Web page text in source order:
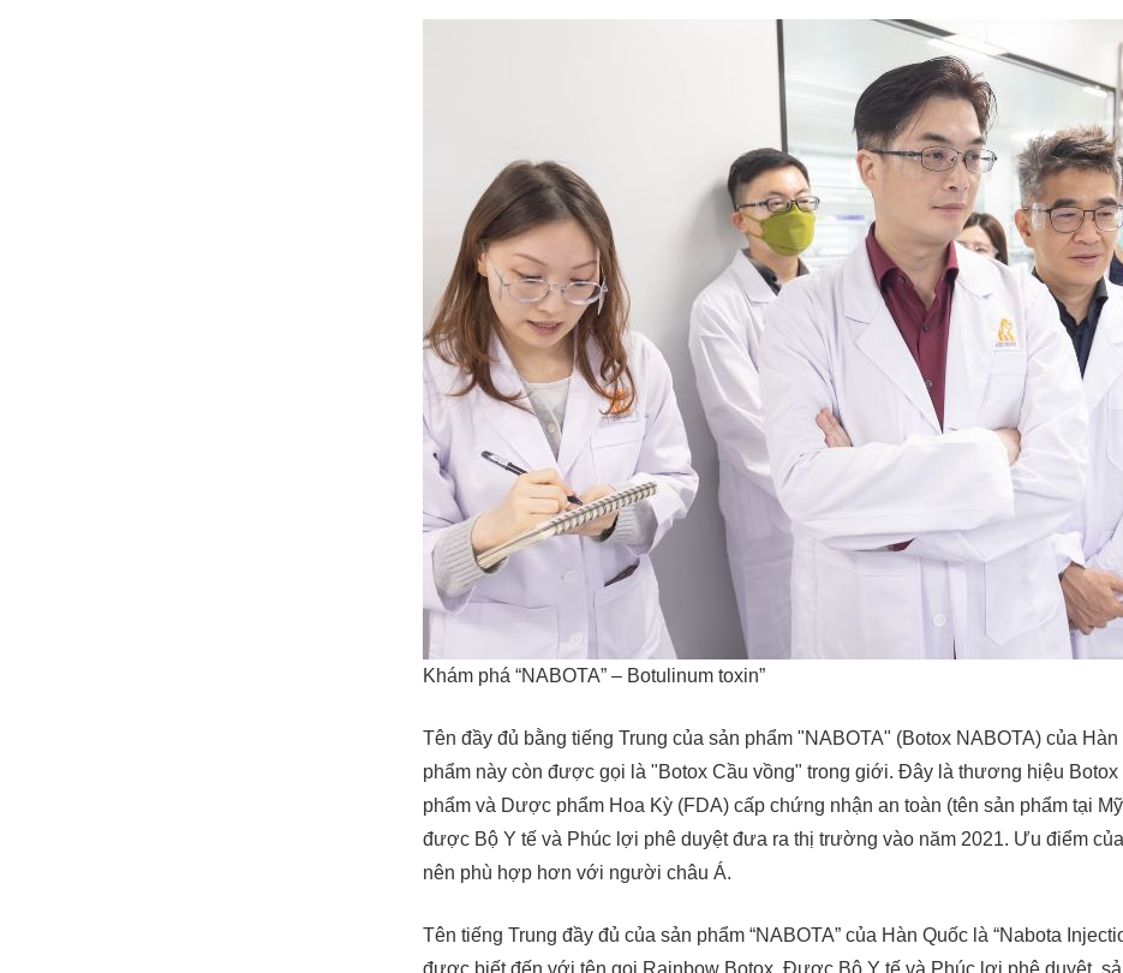
Khám phá “NABOTA” – Botulinum toxin”
Tên đầy đủ bằng tiếng Trung của sản phẩm "NABOTA" (Botox NABOTA) của
phẩm này còn được gọi là "Botox Cầu vồng" trong giới. Đây là thương hiệu
phẩm và Dược phẩm Hoa Kỳ (FDA) cấp chứng nhận an toàn (tên sản phẩm tại
được Bộ Y tế và Phúc lợi phê duyệt đưa ra thị trường vào năm 2021. Ưu điểm
nên phù hợp hơn với người châu Á.
Tên tiếng Trung đầy đủ của sản phẩm “NABOTA” của Hàn Quốc là “Nabota